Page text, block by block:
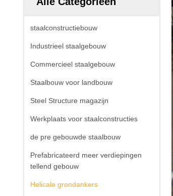
staalconstructiebouw
Industrieel staalgebouw
Commercieel staalgebouw
Staalbouw voor landbouw
Steel Structure magazijn
Werkplaats voor staalconstructies
de pre gebouwde staalbouw
Prefabricateerd meer verdiepingen
tellend gebouw
Helicale grondankers